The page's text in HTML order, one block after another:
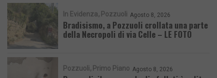
In Evidenza Pozzuoli Agosto 8, 2026
Bradisismo, a Pozzuoli crollata una parte
della Necropoli di via Celle – LE FOTO
Pozzuoli Primo Piano Agosto 8, 2026